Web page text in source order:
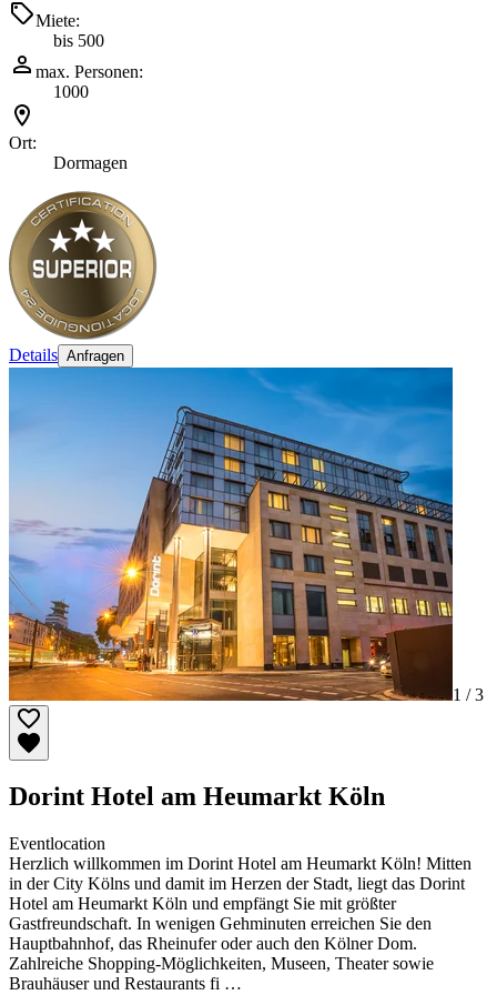
Miete:
bis 500
max. Personen:
1000
Ort:
Dormagen
Details Anfragen
1 /3
Dorint Hotel am Heumarkt Köln
Eventlocation
Herzlich willkommen im Dorint Hotel am Heumarkt Köln! Mitten
in der City Kölns und damit im Herzen der Stadt, liegt das Dorint
Hotel am Heumarkt Köln und empfängt Sie mit größter
Gastfreundschaft. In wenigen Gehminuten erreichen Sie den
Hauptbahnhof, das Rheinufer oder auch den Kölner Dom.
Zahlreiche Shopping-Möglichkeiten, Museen, Theater sowie
Brauhäuser und Restaurants fi …